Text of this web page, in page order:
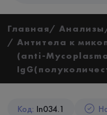
Главная Анализы
Антитела к
(anti-
Код: In034.1